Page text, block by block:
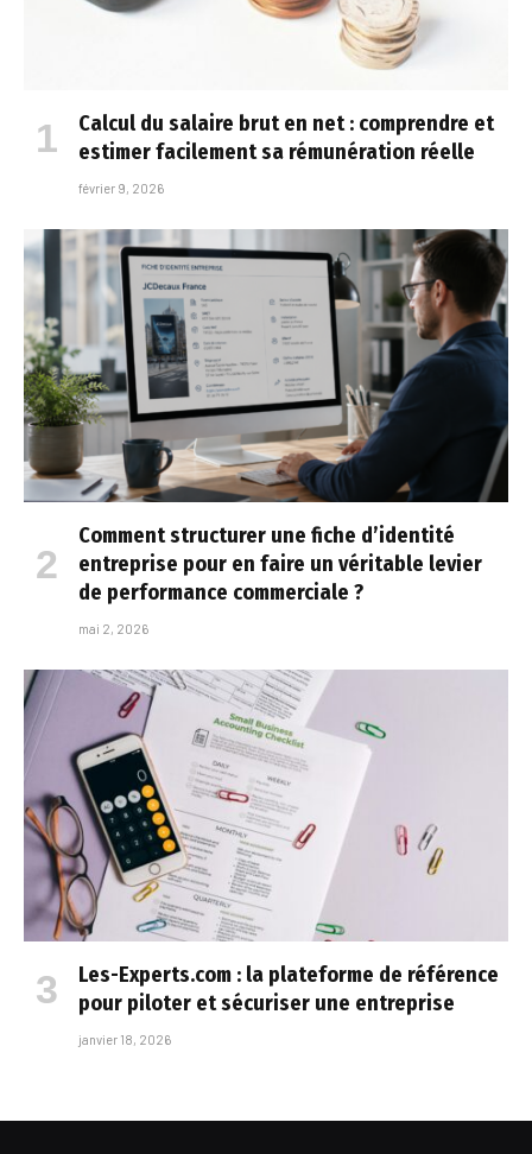
Calcul du salaire brut en net : comprendre et
estimer facilement sa rémunération réelle
février 9, 2026
Comment structurer une fiche d’identité
entreprise pour en faire un véritable levier
de performance commerciale ?
mai 2, 2026
Les-Experts.com : la plateforme de référence
pour piloter et sécuriser une entreprise
janvier 18, 2026